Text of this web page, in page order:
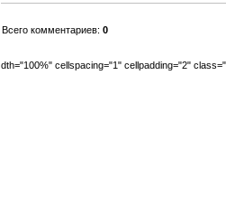
Всего комментариев: 0
dth="100%" cellspacing="1" cellpadding="2"